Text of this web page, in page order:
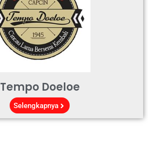
Tempo Doeloe
Selengkapnya